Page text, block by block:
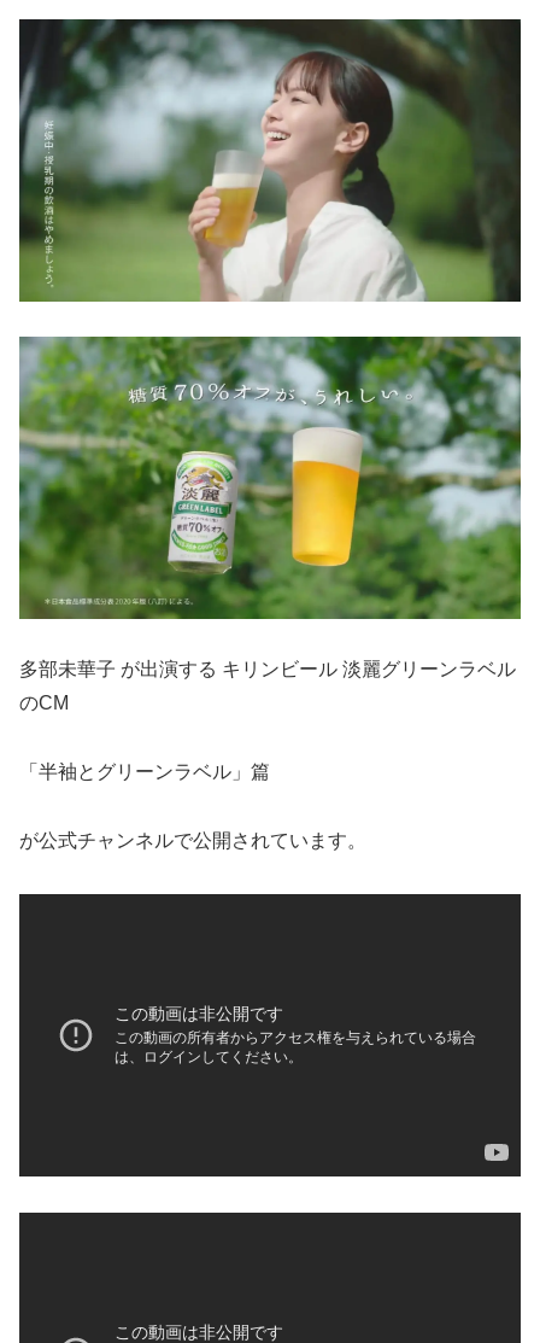
多部未華子 が出演する キリンビール 淡麗グリーンラベル
のCM
「半袖とグリーンラベル」篇
が公式チャンネルで公開されています。